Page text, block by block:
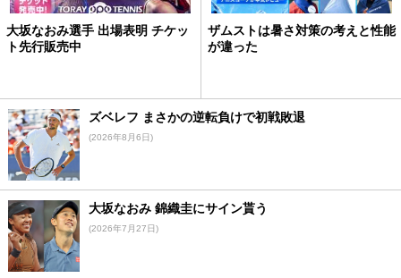
大坂なおみ選手 出場表明 チケッ
ト先行販売中
ザムストは暑さ対策の考えと性能
が違った
ズベレフ まさかの逆転負けで初戦敗退
(2026年8月6日)
大坂なおみ 錦織圭にサイン貰う
(2026年7月27日)